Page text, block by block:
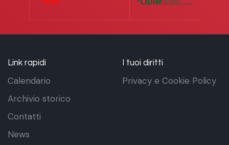
Link rapidi
Calendario
Archivio storico
Contatti
News
I tuoi diritti
Privacy e Cookie Policy